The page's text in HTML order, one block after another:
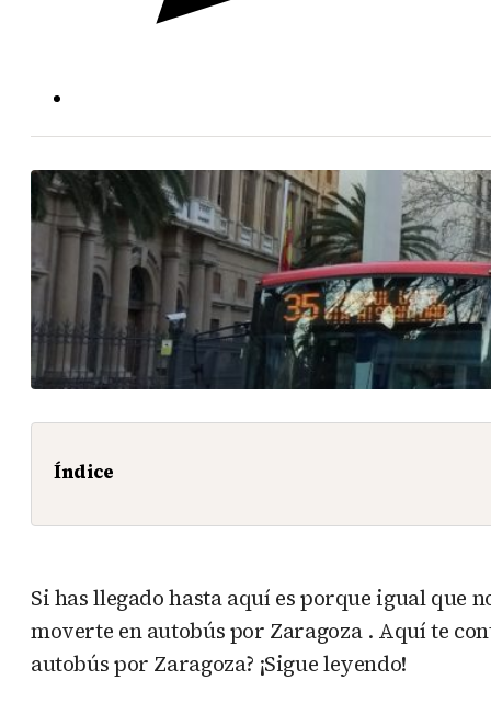
Índice
Si has llegado hasta aquí es porque igual
moverte en autobús por Zaragoza . Aquí te
autobús por Zaragoza? ¡Sigue leyendo!